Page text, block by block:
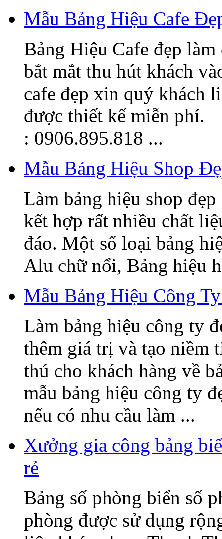
Mẫu Bảng Hiệu Cafe
Bảng Hiệu Cafe đẹp
bắt mắt thu hút khách
cafe đẹp xin quý khách
được thiết kế miễn
: 0906.895.818 ...
Mẫu Bảng Hiệu Shop
Làm bảng hiệu shop
kết hợp rất nhiều chất
đáo. Một số loại bảng
Alu chữ nổi, Bảng hiệu
Mẫu Bảng Hiệu Công
Làm bảng hiệu công ty
thêm giá trị và tạo niềm
thú cho khách hàng về
mẫu bảng hiệu công ty
nếu có nhu cầu làm ...
Xưởng gia công bảng
rẻ
Bảng số phòng biển số
phòng được sử dụng